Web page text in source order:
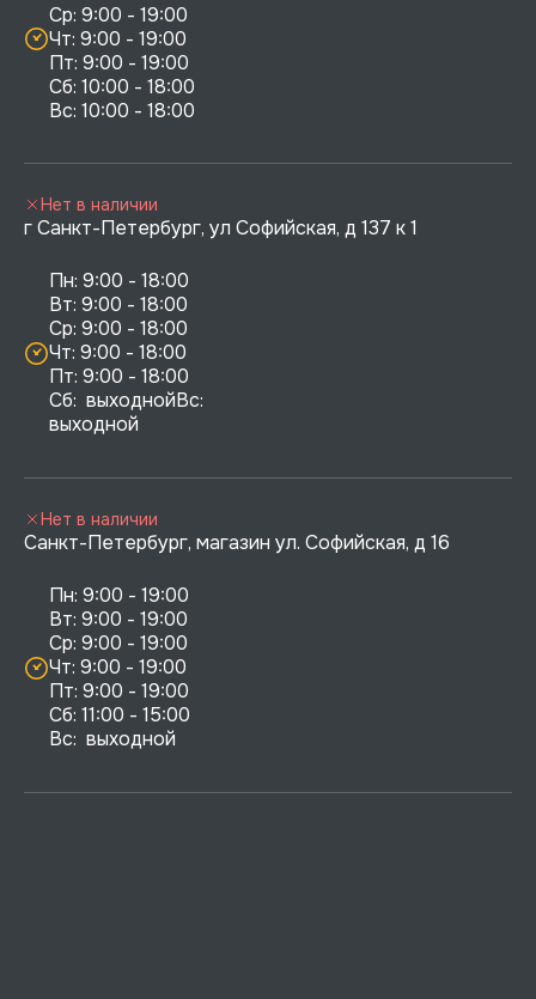
Ср: 9:00 - 19:00
Чт: 9:00 - 19:00
Пт: 9:00 - 19:00
Сб: 10:00 - 18:00
г Санкт-Петербург, ул Софийская, д 137 к 1
Пн: 9:00 - 18:00
Вт: 9:00 - 18:00
Ср: 9:00 - 18:00
Чт: 9:00 - 18:00
Пт: 9:00 - 18:00
Сб:  выходнойВс:
выходной
Нет в наличии
Санкт-Петербург, магазин ул. Софийская, д 16
Пн: 9:00 - 19:00
Вт: 9:00 - 19:00
Ср: 9:00 - 19:00
Чт: 9:00 - 19:00
Пт: 9:00 - 19:00
Сб: 11:00 - 15:00
Вс:  выходной
Нет в наличии